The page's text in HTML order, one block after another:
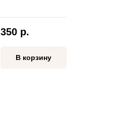
350 р.
В корзину